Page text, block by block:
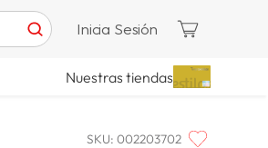
Inicia Sesión
Nuestras tiendas
SKU: 002203702